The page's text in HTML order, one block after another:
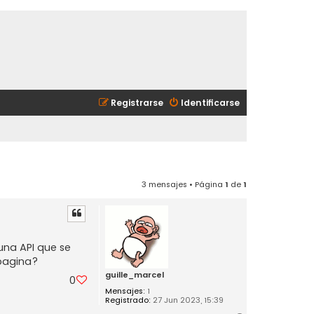
Identificarse
Registrarse
3 mensajes • Página 1 de1
guille_marcel
Mensajes: 1
Registrado: 27 Jun 2023, 15:39
API que se
0